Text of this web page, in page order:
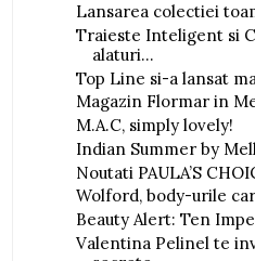
Lansarea colectiei
Traieste Inteligent si
alaturi...
Top Line si-a lansat
Magazin Flormar in
M.A.C, simply lovely!
Indian Summer by
Noutati PAULA’S
Wolford, body-urile
Beauty Alert: Ten
Valentina Pelinel te